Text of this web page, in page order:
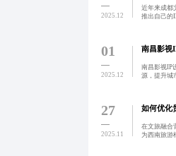
2025.12
近年来成都
推出自己的
01
2025.12
南昌影视
南昌影视IP
源，提升城
27
2025.11
如何优化
在文旅融合
为西南旅游